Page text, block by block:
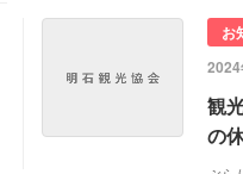
お
観
の